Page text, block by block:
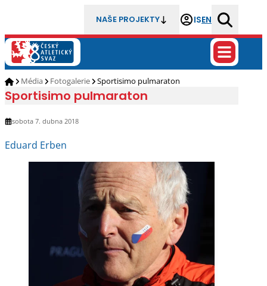
NAŠE PROJEKTY ISEN
Média Fotogalerie Sportisimo pulmaraton
Sportisimo pulmaraton
sobota 7. dubna 2018
Eduard Erben